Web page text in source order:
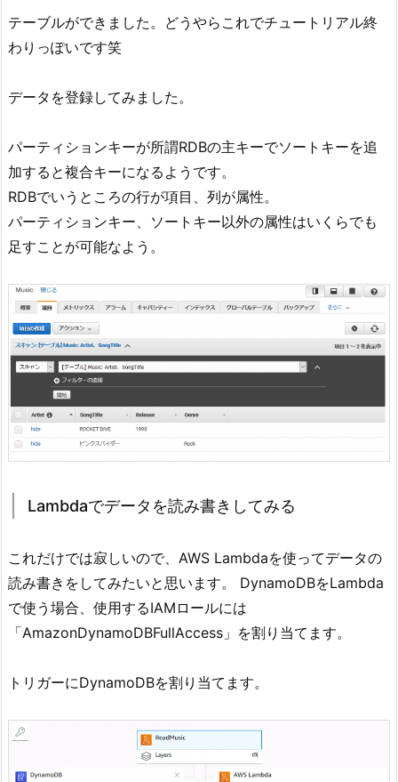
テーブルができました。どうやらこれでチュートリアル終
わりっぽいです笑
データを登録してみました。
パーティションキーが所謂RDBの主キーでソートキーを追
加すると複合キーになるようです。
RDBでいうところの行が項目、列が属性。
パーティションキー、ソートキー以外の属性はいくらでも
足すことが可能なよう。
Lambdaでデータを読み書きしてみる
これだけでは寂しいので、AWS Lambdaを使ってデータの
読み書きをしてみたいと思います。 DynamoDBをLambda
で使う場合、使用するIAMロールには
「AmazonDynamoDBFullAccess」を割り当てます。
トリガーにDynamoDBを割り当てます。